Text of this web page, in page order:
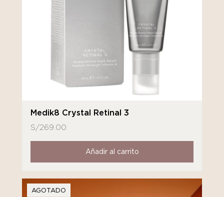
Medik8 Crystal Retinal 3
S/269.00
Añadir al carrito
AGOTADO